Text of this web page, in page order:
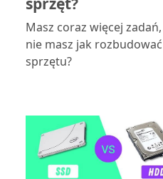
Masz coraz więcej
nie masz jak rozbudować
sprzętu?